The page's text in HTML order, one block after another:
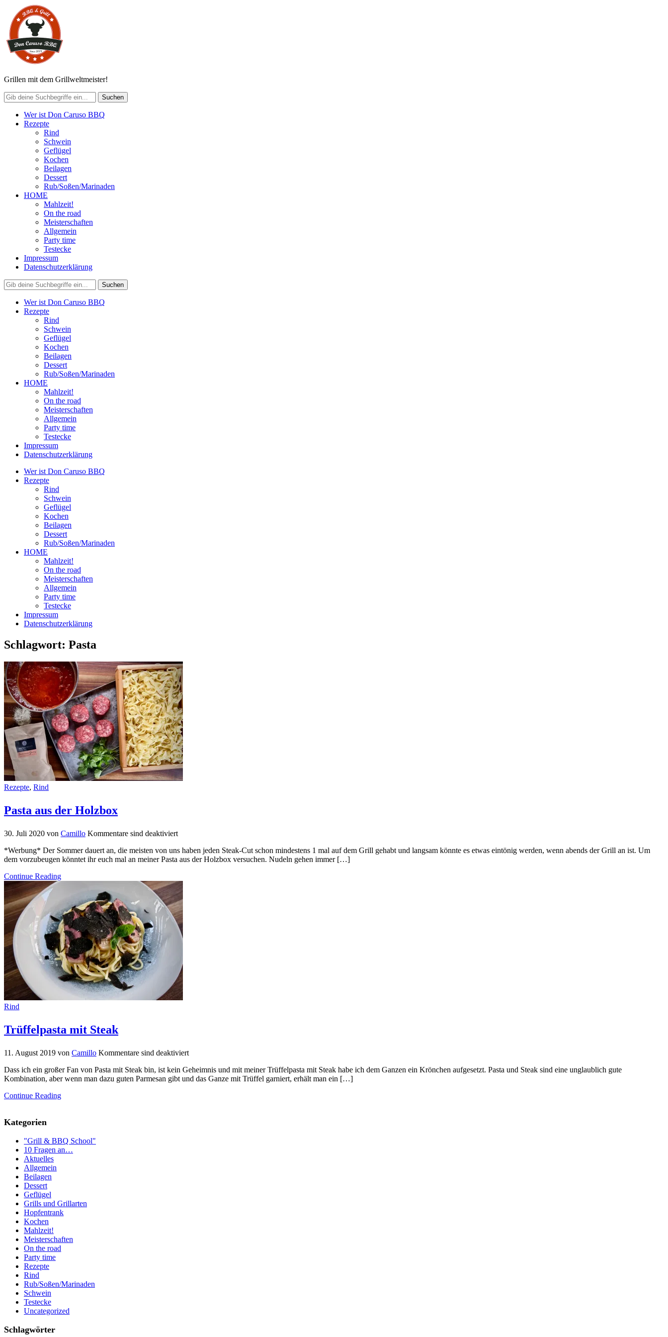
Grillen mit dem Grillweltmeister!
Wer ist Don Caruso BBQ
Rezepte
Rind
Schwein
Geflügel
Kochen
Beilagen
Dessert
Rub/Soßen/Marinaden
HOME
Mahlzeit!
On the road
Meisterschaften
Allgemein
Party time
Testecke
Impressum
Datenschutzerklärung
Wer ist Don Caruso BBQ
Rezepte
Rind
Schwein
Geflügel
Kochen
Beilagen
Dessert
Rub/Soßen/Marinaden
HOME
Mahlzeit!
On the road
Meisterschaften
Allgemein
Party time
Testecke
Impressum
Datenschutzerklärung
Wer ist Don Caruso BBQ
Rezepte
Rind
Schwein
Geflügel
Kochen
Beilagen
Dessert
Rub/Soßen/Marinaden
HOME
Mahlzeit!
On the road
Meisterschaften
Allgemein
Party time
Testecke
Impressum
Datenschutzerklärung
Schlagwort: Pasta
Rezepte, Rind
Pasta aus der Holzbox
30. Juli 2020 von Camillo Kommentare sind deaktiviert
*Werbung* Der Sommer dauert an, die meisten von uns haben jeden Steak-Cut schon mindestens 1 mal auf dem Grill gehabt und langsam könnte es etwas eintönig werden, wenn abends der Grill an ist. Um
dem vorzubeugen könntet ihr euch mal an meiner Pasta aus der Holzbox versuchen. Nudeln gehen immer […]
Continue Reading
Rind
Trüffelpasta mit Steak
11. August 2019 von Camillo Kommentare sind deaktiviert
Dass ich ein großer Fan von Pasta mit Steak bin, ist kein Geheimnis und mit meiner Trüffelpasta mit Steak habe ich dem Ganzen ein Krönchen aufgesetzt. Pasta und Steak sind eine unglaublich gute
Kombination, aber wenn man dazu guten Parmesan gibt und das Ganze mit Trüffel garniert, erhält man ein […]
Continue Reading
Kategorien
"Grill & BBQ School"
10 Fragen an…
Aktuelles
Allgemein
Beilagen
Dessert
Geflügel
Grills und Grillarten
Hopfentrank
Kochen
Mahlzeit!
Meisterschaften
On the road
Party time
Rezepte
Rind
Rub/Soßen/Marinaden
Schwein
Testecke
Uncategorized
Schlagwörter